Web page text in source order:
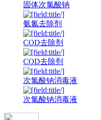
固体次氯酸钠
氨氮去除剂
COD去除剂
COD去除剂
次氯酸钠消毒液
次氯酸钠消毒液